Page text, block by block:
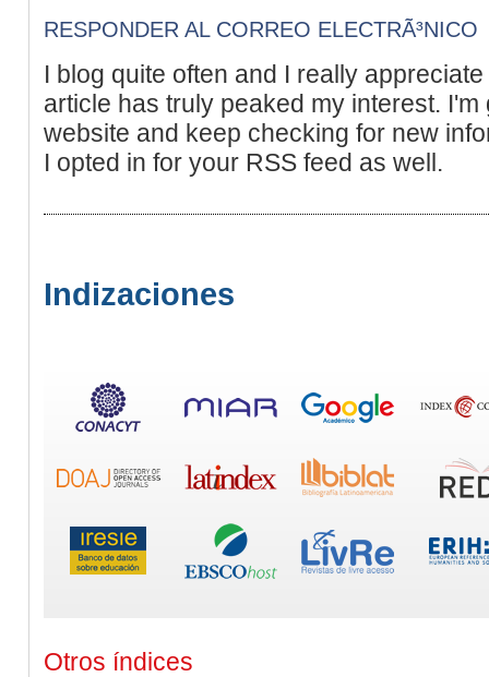
RESPONDER AL CORREO ELECTRÃ³NICO
I blog quite often and I really
article has truly peaked my interest.
website and keep checking for new
I opted in for your RSS feed as well.
Indizaciones
Otros índices